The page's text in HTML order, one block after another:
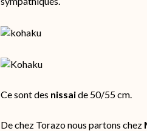
Ce sont des nissaide 50/55 cm.
De chez Torazo nous partons chez